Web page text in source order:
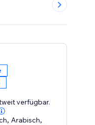
verfügbar.
, Arabisch,